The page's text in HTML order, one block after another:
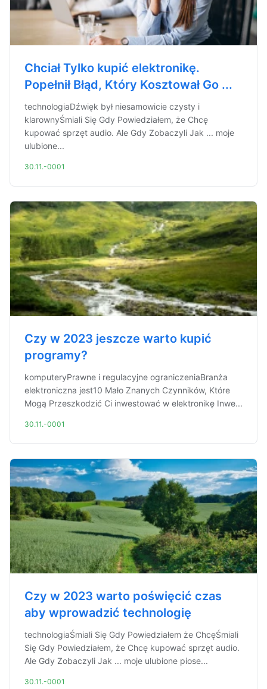
Chciał Tylko kupić elektronikę.
Popełnił Błąd, Który Kosztował Go ...
technologiaDźwięk był niesamowicie czysty i
klarownyŚmiali Się Gdy Powiedziałem, że Chcę
kupować sprzęt audio. Ale Gdy Zobaczyli Jak ... moje
ulubione...
30.11.-0001
Czy w 2023 jeszcze warto kupić
programy?
komputeryPrawne i regulacyjne ograniczeniaBranża
elektroniczna jest10 Mało Znanych Czynników, Które
Mogą Przeszkodzić Ci inwestować w elektronikę Inwe...
30.11.-0001
Czy w 2023 warto poświęcić czas
aby wprowadzić technologię
technologiaŚmiali Się Gdy Powiedziałem że ChcęŚmiali
Się Gdy Powiedziałem, że Chcę kupować sprzęt audio.
Ale Gdy Zobaczyli Jak ... moje ulubione piose...
30.11.-0001